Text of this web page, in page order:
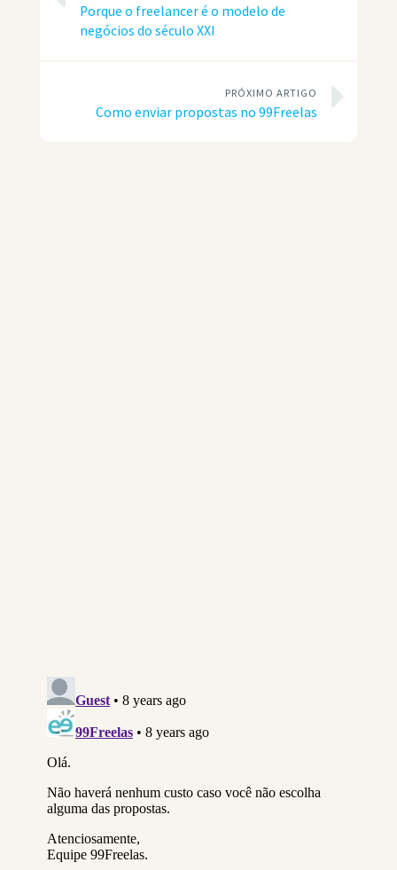
Porque o freelancer é o modelo de
negócios do século XXI
PRÓXIMO ARTIGO
Como enviar propostas no 99Freelas